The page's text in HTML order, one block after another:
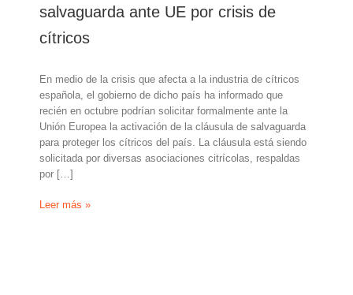
salvaguarda ante UE por crisis de
cítricos
En medio de la crisis que afecta a la industria de cítricos
española, el gobierno de dicho país ha informado que
recién en octubre podrían solicitar formalmente ante la
Unión Europea la activación de la cláusula de salvaguarda
para proteger los cítricos del país. La cláusula está siendo
solicitada por diversas asociaciones citrícolas, respaldas
por […]
Gobierno
Leer más »